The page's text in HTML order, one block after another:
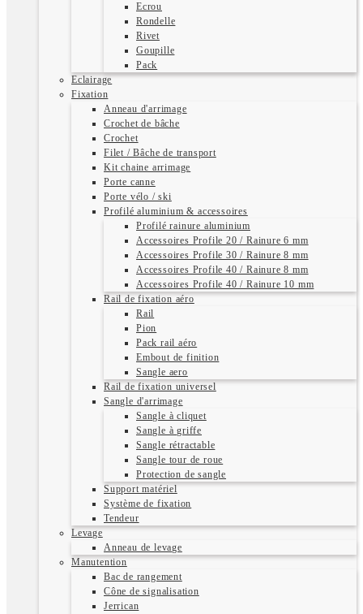
Ecrou
Rondelle
Rivet
Goupille
Pack
Eclairage
Fixation
Anneau d'arrimage
Crochet de bâche
Crochet
Filet / Bâche de transport
Kit chaine arrimage
Porte canne
Porte vélo / ski
Profilé aluminium & accessoires
Profilé rainure aluminium
Accessoires Profile 20 / Rainure 6 mm
Accessoires Profile 30 / Rainure 8 mm
Accessoires Profile 40 / Rainure 8 mm
Accessoires Profile 40 / Rainure 10 mm
Rail de fixation aéro
Rail
Pion
Pack rail aéro
Embout de finition
Sangle aero
Rail de fixation universel
Sangle d'arrimage
Sangle à cliquet
Sangle à griffe
Sangle rétractable
Sangle tour de roue
Protection de sangle
Support matériel
Système de fixation
Tendeur
Levage
Anneau de levage
Manutention
Bac de rangement
Cône de signalisation
Jerrican